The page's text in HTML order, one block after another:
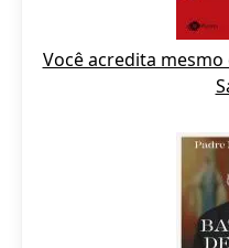
Você acredita mesmo